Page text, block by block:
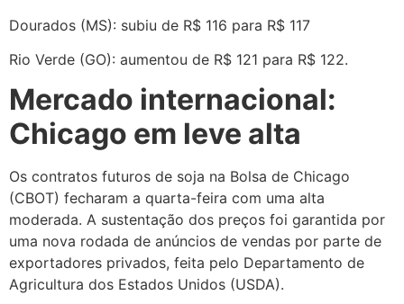
Dourados (MS): subiu de R$ 116 para R$ 117
Rio Verde (GO): aumentou de R$ 121 para R$ 122.
Mercado internacional:
Chicago em leve alta
Os contratos futuros de soja na Bolsa de Chicago
(CBOT) fecharam a quarta-feira com uma alta
moderada. A sustentação dos preços foi garantida por
uma nova rodada de anúncios de vendas por parte de
exportadores privados, feita pelo Departamento de
Agricultura dos Estados Unidos (USDA).